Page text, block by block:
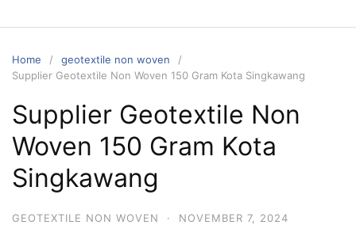
Home
geotextile non woven
Supplier Geotextile Non Woven 150 Gram Kota Singkawang
Supplier Geotextile Non
Woven 150 Gram Kota
Singkawang
GEOTEXTILE NON WOVEN · NOVEMBER 7, 2024